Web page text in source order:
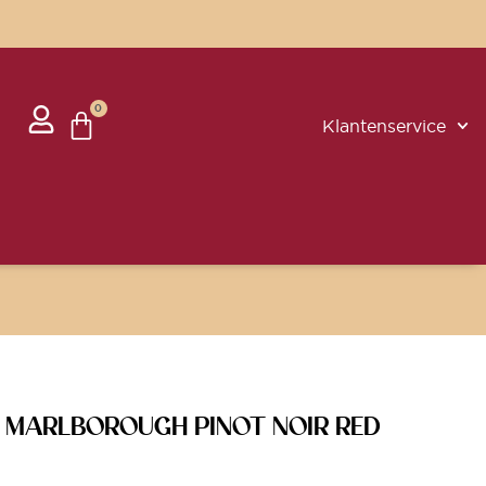
0
Klantenservice
PINOT NOIR RED